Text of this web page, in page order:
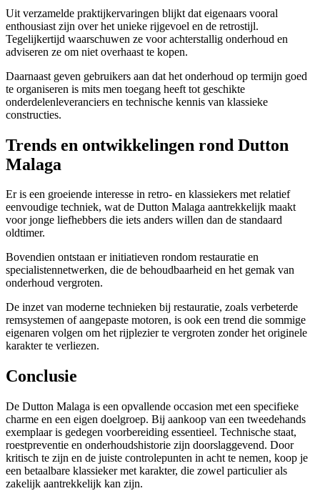
Uit verzamelde praktijkervaringen blijkt dat eigenaars vooral
enthousiast zijn over het unieke rijgevoel en de retrostijl.
Tegelijkertijd waarschuwen ze voor achterstallig onderhoud en
adviseren ze om niet overhaast te kopen.
Daarnaast geven gebruikers aan dat het onderhoud op termijn goed
te organiseren is mits men toegang heeft tot geschikte
onderdelenleveranciers en technische kennis van klassieke
constructies.
Trends en ontwikkelingen rond Dutton
Malaga
Er is een groeiende interesse in retro- en klassiekers met relatief
eenvoudige techniek, wat de Dutton Malaga aantrekkelijk maakt
voor jonge liefhebbers die iets anders willen dan de standaard
oldtimer.
Bovendien ontstaan er initiatieven rondom restauratie en
specialistennetwerken, die de behoudbaarheid en het gemak van
onderhoud vergroten.
De inzet van moderne technieken bij restauratie, zoals verbeterde
remsystemen of aangepaste motoren, is ook een trend die sommige
eigenaren volgen om het rijplezier te vergroten zonder het originele
karakter te verliezen.
Conclusie
De Dutton Malaga is een opvallende occasion met een specifieke
charme en een eigen doelgroep. Bij aankoop van een tweedehands
exemplaar is gedegen voorbereiding essentieel. Technische staat,
roestpreventie en onderhoudshistorie zijn doorslaggevend. Door
kritisch te zijn en de juiste controlepunten in acht te nemen, koop je
een betaalbare klassieker met karakter, die zowel particulier als
zakelijk aantrekkelijk kan zijn.